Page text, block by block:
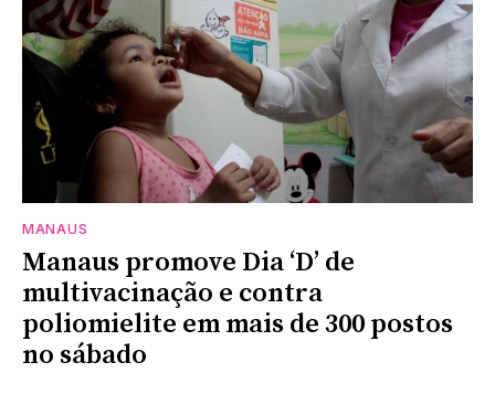
MANAUS
Manaus promove Dia ‘D’ de
multivacinação e contra
poliomielite em mais de 300 postos
no sábado